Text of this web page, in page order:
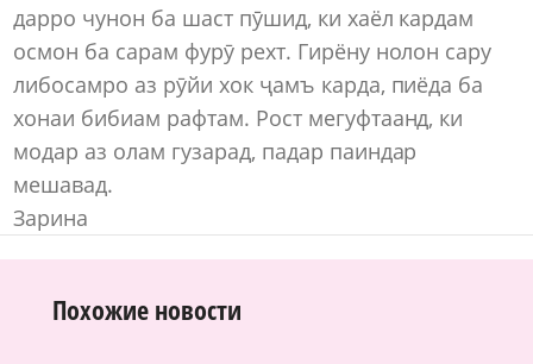
дарро чунон ба шаст пӯшид, ки хаёл кардам
осмон ба сарам фурӯ рехт. Гирёну нолон сару
либосамро аз рӯйи хок ҷамъ карда, пиёда ба
хонаи бибиам рафтам. Рост мегуфтаанд, ки
модар аз олам гузарад, падар паиндар
мешавад.
Зарина
Похожие новости